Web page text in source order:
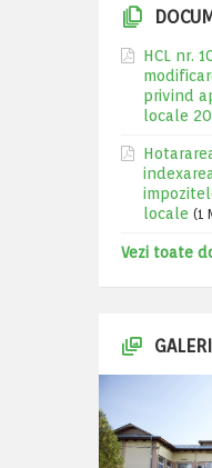
HCL nr.
privind
locale
locale (1
Vezi toate